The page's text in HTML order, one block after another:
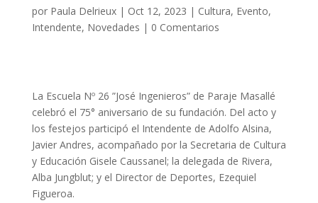
por Paula Delrieux| Oct 12, 2023 | Cultura, Evento,
Intendente, Novedades | 0 Comentarios
La Escuela Nº 26 ”José Ingenieros” de Paraje Masallé
celebró el 75° aniversario de su fundación. Del acto y
los festejos participó el Intendente de Adolfo Alsina,
Javier Andres, acompañado por la Secretaria de Cultura
y Educación Gisele Caussanel; la delegada de Rivera,
Alba Jungblut; y el Director de Deportes, Ezequiel
Figueroa.